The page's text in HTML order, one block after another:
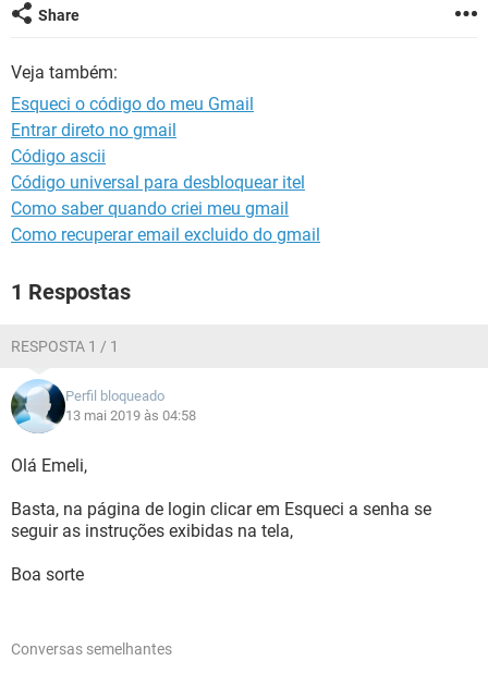
GUIA DE COMPRAS
INSTAGRAM
GUIA DE COMPRAS
Share
Veja também:
Esqueci o código do meu Gmail
Entrar direto no gmail
Código ascii
Código universal para desbloquear itel
Como saber quando criei meu gmail
Como recuperar email excluido do gmail
1 Respostas
RESPOSTA 1 / 1
Perfil bloqueado
13 mai 2019 às 04:58
Olá Emeli,
Basta, na página de login clicar em Esqueci a senha se
seguir as instruções exibidas na tela,
Boa sorte
Conversas semelhantes